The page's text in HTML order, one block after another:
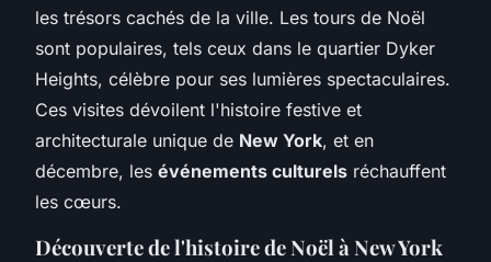
les trésors cachés de la ville. Les tours de Noël
sont populaires, tels ceux dans le quartier Dyker
Heights, célèbre pour ses lumières spectaculaires.
Ces visites dévoilent l'histoire festive et
architecturale unique de New York, et en
décembre, les événements culturels réchauffent
les cœurs.
Découverte de l'histoire de Noël à New York